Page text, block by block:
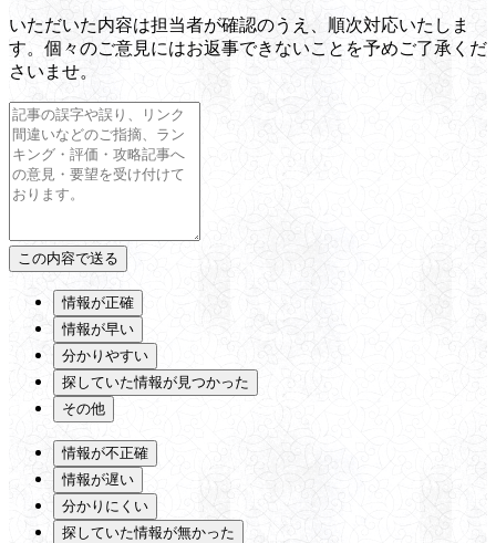
いただいた内容は担当者が確認のうえ、順次対応いたしま
す。個々のご意見にはお返事できないことを予めご了承くだ
さいませ。
情報が正確
情報が早い
分かりやすい
探していた情報が見つかった
その他
情報が不正確
情報が遅い
分かりにくい
探していた情報が無かった